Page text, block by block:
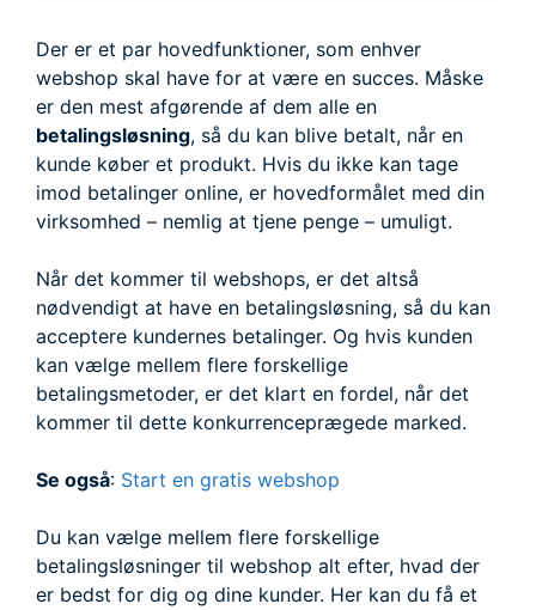
Der er et par hovedfunktioner, som enhver
webshop skal have for at være en succes. Måske
er den mest afgørende af dem alle en
betalingsløsning, så du kan blive betalt, når en
kunde køber et produkt. Hvis du ikke kan tage
imod betalinger online, er hovedformålet med din
virksomhed – nemlig at tjene penge – umuligt.
Når det kommer til webshops, er det altså
nødvendigt at have en betalingsløsning, så du kan
acceptere kundernes betalinger. Og hvis kunden
kan vælge mellem flere forskellige
betalingsmetoder, er det klart en fordel, når det
kommer til dette konkurrenceprægede marked.
Se også: Start en gratis webshop
Du kan vælge mellem flere forskellige
betalingsløsninger til webshop alt efter, hvad der
er bedst for dig og dine kunder. Her kan du få et